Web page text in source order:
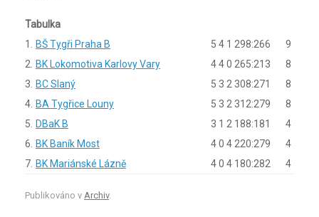
Tabulka
1.
BŠ Tygři Praha B 5 4 1 298:266
9
2.
BK Lokomotiva Karlovy Vary 440 265:213
8
3.
BC Slaný 5 3 2 308:271
8
4. BA Tygřice Louny 5 3 2 312:279
8
5.
DBaK B 3 1 2 188:181
4
6.
BK Baník Most 40 4 220:279
4
7. BK Mariánské Lázně 40 4 180:282 4
Publikováno v Archiv.